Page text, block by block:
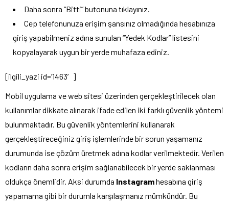
Daha sonra “Bitti” butonuna tıklayınız.
Cep telefonunuza erişim şansınız olmadığında hesabınıza
giriş yapabilmeniz adına sunulan “Yedek Kodlar” listesini
kopyalayarak uygun bir yerde muhafaza ediniz.
[ilgili_yazi id=’1463′]
Mobil uygulama ve web sitesi üzerinden gerçekleştirilecek olan
kullanımlar dikkate alınarak ifade edilen iki farklı güvenlik yöntemi
bulunmaktadır. Bu güvenlik yöntemlerini kullanarak
gerçekleştireceğiniz giriş işlemlerinde bir sorun yaşamanız
durumunda ise çözüm üretmek adına kodlar verilmektedir. Verilen
kodların daha sonra erişim sağlanabilecek bir yerde saklanması
oldukça önemlidir. Aksi durumda Instagramhesabına giriş
yapamama gibi bir durumla karşılaşmanız mümkündür. Bu